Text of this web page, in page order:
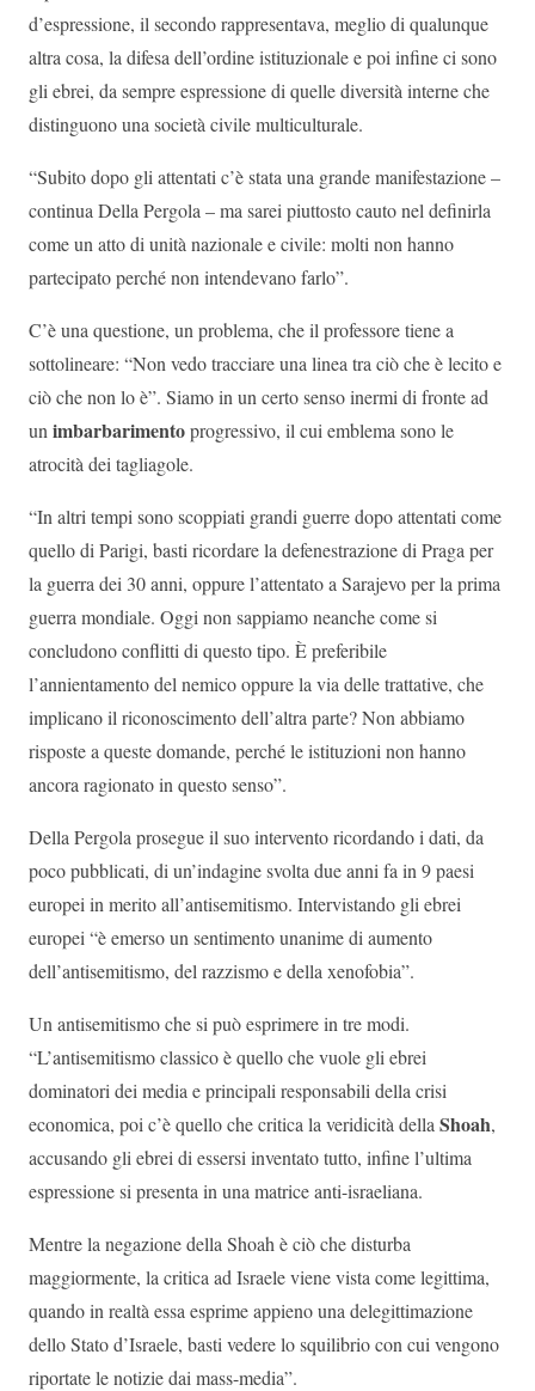
d’espressione, il secondo rappresentava, meglio di qualunque
altra cosa, la difesa dell’ordine istituzionale e poi infine ci sono
gli ebrei, da sempre espressione di quelle diversità interne che
distinguono una società civile multiculturale.
“Subito dopo gli attentati c’è stata una grande manifestazione –
continua Della Pergola – ma sarei piuttosto cauto nel definirla
come un atto di unità nazionale e civile: molti non hanno
partecipato perché non intendevano farlo”.
C’è una questione, un problema, che il professore tiene a
sottolineare: “Non vedo tracciare una linea tra ciò che è lecito e
ciò che non lo è”. Siamo in un certo senso inermi di fronte ad
un imbarbarimentoprogressivo, il cui emblema sono le
atrocità dei tagliagole.
“In altri tempi sono scoppiati grandi guerre dopo attentati come
quello di Parigi, basti ricordare la defenestrazione di Praga per
la guerra dei 30 anni, oppure l’attentato a Sarajevo per la prima
guerra mondiale. Oggi non sappiamo neanche come si
concludono conflitti di questo tipo. È preferibile
l’annientamento del nemico oppure la via delle trattative, che
implicano il riconoscimento dell’altra parte? Non abbiamo
risposte a queste domande, perché le istituzioni non hanno
ancora ragionato in questo senso”.
Della Pergola prosegue il suo intervento ricordando i dati, da
poco pubblicati, di un’indagine svolta due anni fa in 9 paesi
europei in merito all’antisemitismo. Intervistando gli ebrei
europei “è emerso un sentimento unanime di aumento
dell’antisemitismo, del razzismo e della xenofobia”.
Un antisemitismo che si può esprimere in tre modi.
“L’antisemitismo classico è quello che vuole gli ebrei
dominatori dei media e principali responsabili della crisi
economica, poi c’è quello che critica la veridicità della Shoah,
accusando gli ebrei di essersi inventato tutto, infine l’ultima
espressione si presenta in una matrice anti-israeliana.
Mentre la negazione della Shoah è ciò che disturba
maggiormente, la critica ad Israele viene vista come legittima,
quando in realtà essa esprime appieno una delegittimazione
dello Stato d’Israele, basti vedere lo squilibrio con cui vengono
riportate le notizie dai mass-media”.